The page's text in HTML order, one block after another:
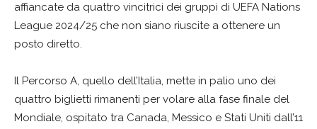
affiancate da quattro vincitrici dei gruppi di UEFA Nations
League 2024/25 che non siano riuscite a ottenere un
posto diretto.
Il Percorso A, quello dell’Italia, mette in palio uno dei
quattro biglietti rimanenti per volare alla fase finale del
Mondiale, ospitato tra Canada, Messico e Stati Uniti dall’11